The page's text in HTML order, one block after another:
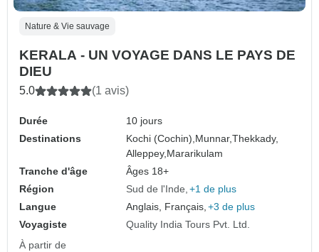
Nature & Vie sauvage
KERALA - UN VOYAGE DANS LE PAYS DE
DIEU
5.0 (1 avis)
Durée
10 jours
Destinations
Kochi (Cochin),Munnar,Thekkady,
Alleppey,Mararikulam
Tranche d'âge
Âges 18+
Région
Sud de l'Inde +1 de plus
Langue
Anglais, Français, +3 de plus
Voyagiste
Quality India Tours Pvt. Ltd.
À partir de